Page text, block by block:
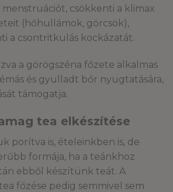
csökkenti a klimax
(hőhullámok, görcsök),
a csontritkulás kockázatát.
a görögszéna főzete alkalmas
és gyulladt bőr nyugtatására,
támogatja.
tea elkészítése
porítva is, ételeinkben is, de
formája, ha a teánkhoz
ebből készítünk teát. A
főzése pedig semmivel sem